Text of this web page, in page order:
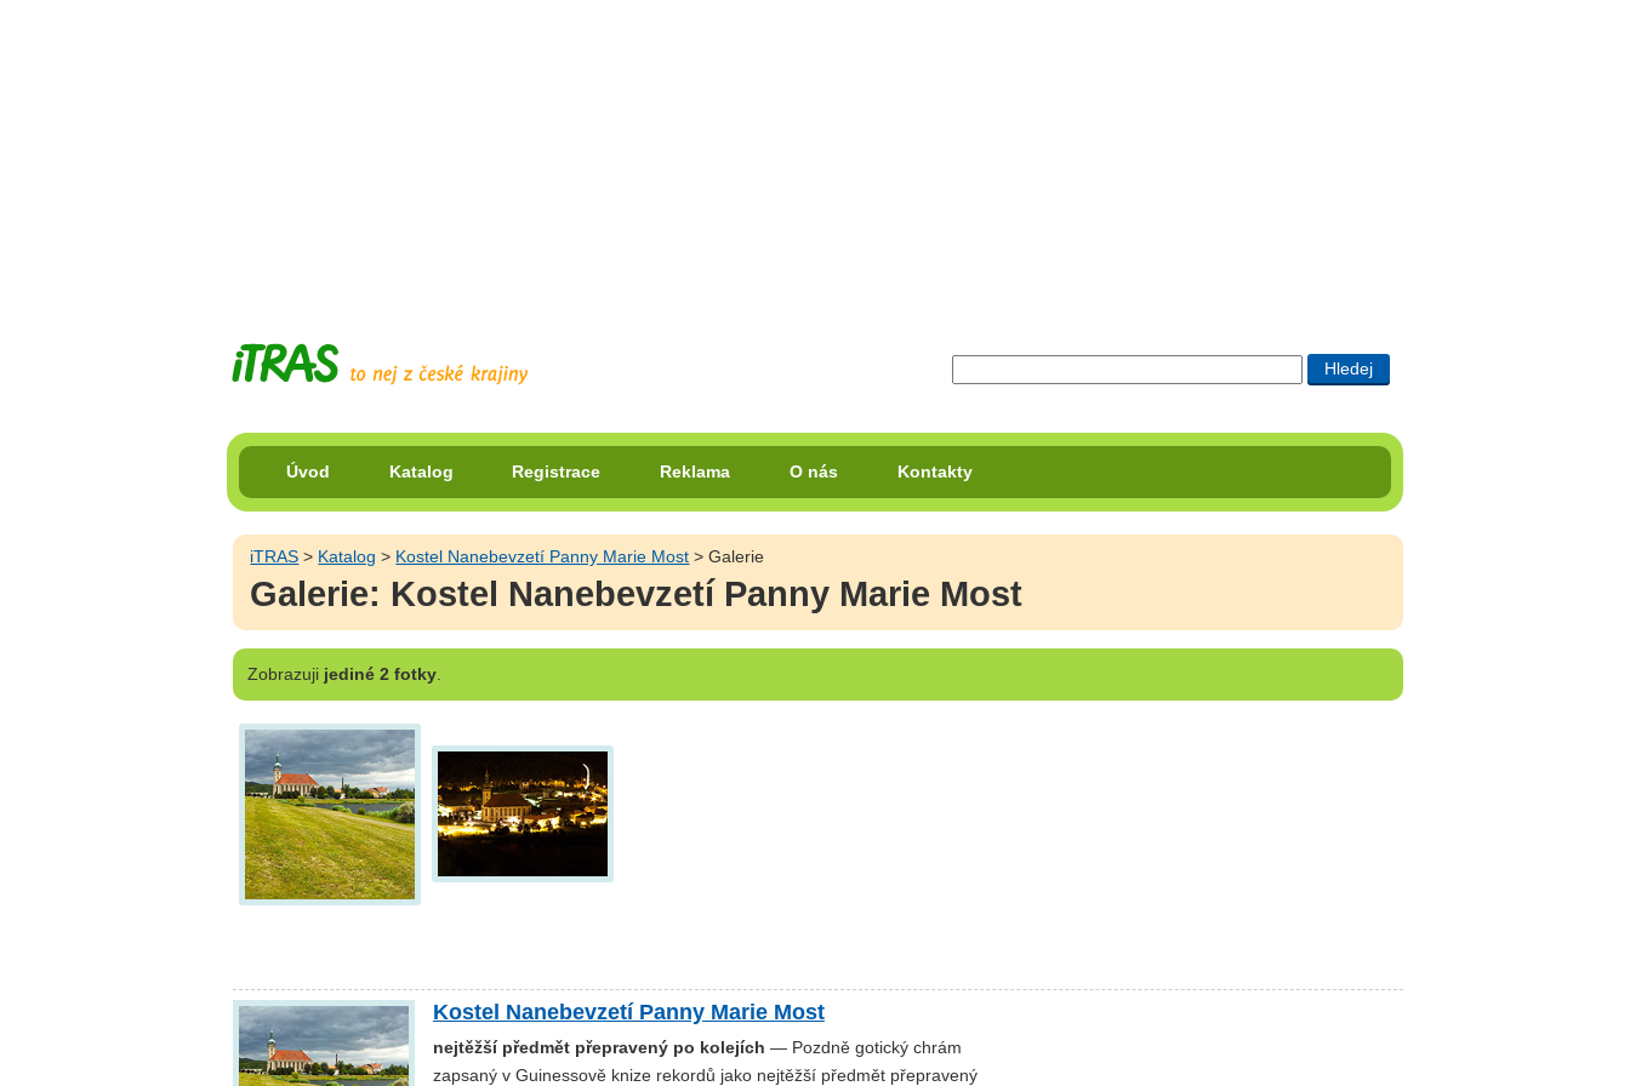
Úvod Katalog Registrace Reklama O nás Kontakty
iTRAS > Katalog > Kostel Nanebevzetí Panny Marie Most > Galerie
Galerie: Kostel Nanebevzetí Panny Marie Most
Zobrazuji jediné 2 fotky.
Kostel Nanebevzetí Panny Marie Most
nejtěžší předmět přepravený po kolejích — Pozdně gotický chrám
zapsaný v Guinessově knize rekordů jako nejtěžší předmět přepravený